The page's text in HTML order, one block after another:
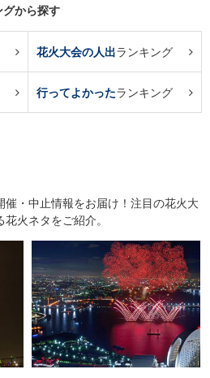
から探す
花火大会の人出ランキング
行ってよかったランキング
催・中止情報をお届け！注目の花火大
火ネタをご紹介。